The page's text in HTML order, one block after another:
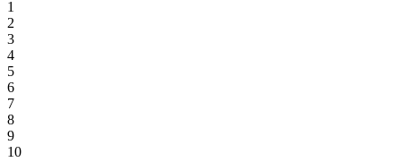
1
2
3
4
5
6
7
8
9
10